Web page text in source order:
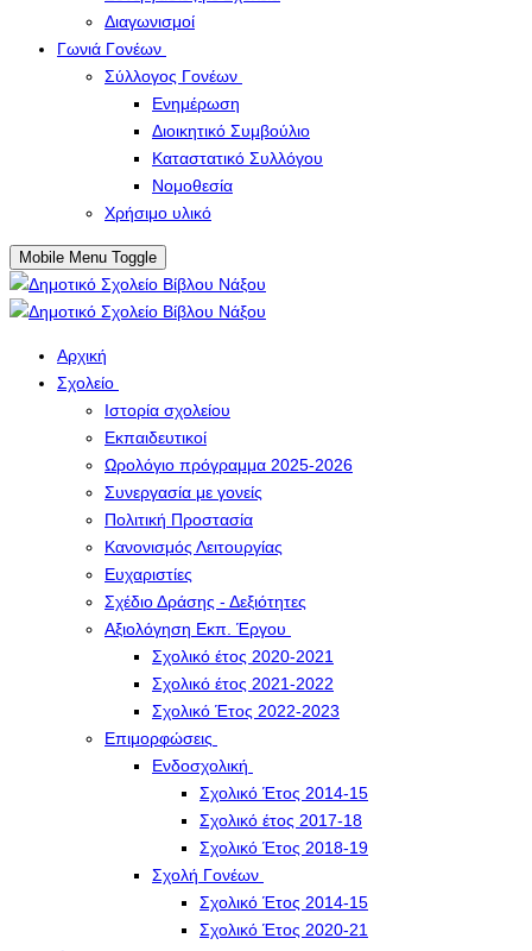
Διαγωνισμοί
Γωνιά Γονέων
Σύλλογος Γονέων
Ενημέρωση
Διοικητικό Συμβούλιο
Καταστατικό Συλλόγου
Νομοθεσία
Χρήσιμο υλικό
Mobile Menu Toggle
Αρχική
Σχολείο
Ιστορία σχολείου
Εκπαιδευτικοί
Ωρολόγιο πρόγραμμα 2025-2026
Συνεργασία με γονείς
Πολιτική Προστασία
Κανονισμός Λειτουργίας
Ευχαριστίες
Σχέδιο Δράσης - Δεξιότητες
Αξιολόγηση Εκπ. Έργου
Σχολικό έτος 2020-2021
Σχολικό έτος 2021-2022
Σχολικό Έτος 2022-2023
Επιμορφώσεις
Ενδοσχολική
Σχολικό Έτος 2014-15
Σχολικό έτος 2017-18
Σχολικό Έτος 2018-19
Σχολή Γονέων
Σχολικό Έτος 2014-15
Σχολικό Έτος 2020-21